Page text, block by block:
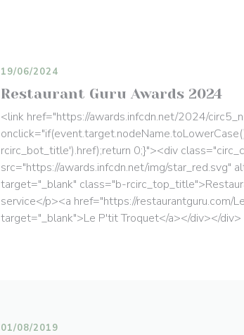
Restaurant Guru Awards 2024
19/06/2024
<link href="https://awards.infcdn.net/2024/
rcirc_bot_title').href);return 0;}"><div
src="https://awards.infcdn.net/img/star_red.svg"
target="_blank" class="b-
service</p><a href="https://
target="_blank">Le P'tit Troquet</a></div></div>
01/08/2019